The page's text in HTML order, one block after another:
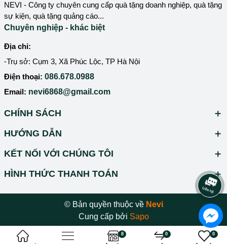
NEVI - Công ty chuyên cung cấp quà tặng doanh nghiệp, quà tặng
sự kiện, quà tặng quảng cáo...
Chuyên nghiệp - khác biệt
Địa chỉ:
-Trụ sở: Cụm 3, Xã Phúc Lộc, TP Hà Nội
Điện thoại: 086.678.0988
Email: nevi6868@gmail.com
CHÍNH SÁCH
HƯỚNG DẪN
KẾT NỐI VỚI CHÚNG TÔI
HÌNH THỨC THANH TOÁN
© Bản quyền thuộc về Nevi
Cung cấp bởi Sapo
8 0 0